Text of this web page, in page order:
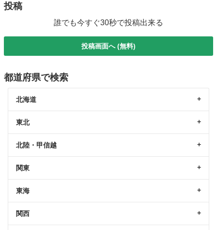
投稿
誰でも今すぐ30秒で投稿出来る
投稿画面へ (無料)
都道府県で検索
北海道
東北
北陸・甲信越
関東
東海
関西